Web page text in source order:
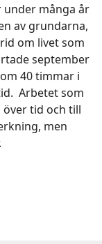
under många år
av grundarna,
om livet som
september
40 timmar i
Arbetet som
tid och till
men